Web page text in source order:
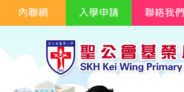
內聯網 入學申請 聯絡我們